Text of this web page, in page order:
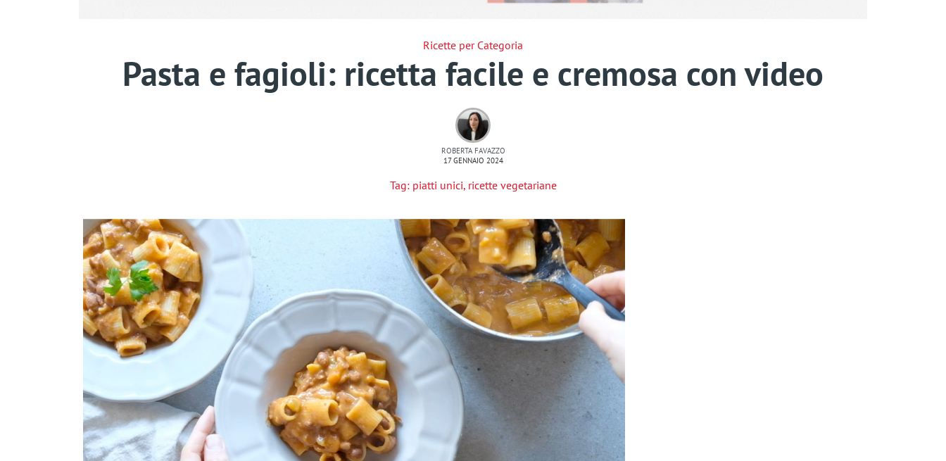
Ricette per Categoria
Pasta e fagioli: ricetta facile e cremosa con video
ROBERTA FAVAZZO
17 GENNAIO 2024
Tag: piatti unici, ricette vegetariane